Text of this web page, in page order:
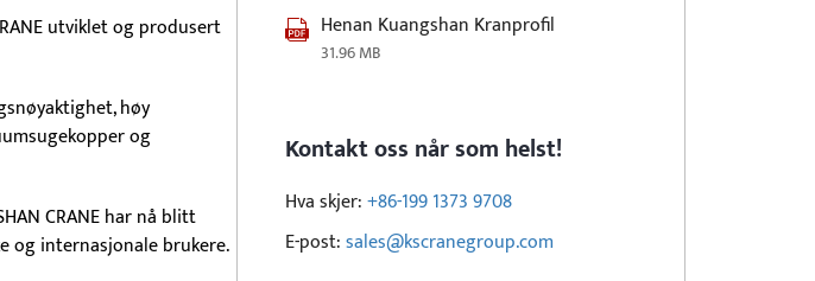
utviklet og produsert
høy
og
CRANE har nå blitt
og internasjonale brukere.
Henan Kuangshan Kranprofil
31.96 MB
Kontakt oss når som helst!
Hva skjer:+86-199 1373 9708
E-post:sales@kscranegroup.com